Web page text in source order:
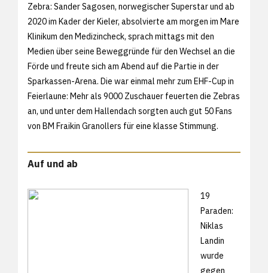
Zebra: Sander Sagosen, norwegischer Superstar und ab
2020 im Kader der Kieler, absolvierte am morgen im Mare
Klinikum den Medizincheck, sprach mittags mit den
Medien über seine Beweggründe für den Wechsel an die
Förde und freute sich am Abend auf die Partie in der
Sparkassen-Arena. Die war einmal mehr zum EHF-Cup in
Feierlaune: Mehr als 9000 Zuschauer feuerten die Zebras
an, und unter dem Hallendach sorgten auch gut 50 Fans
von BM Fraikin Granollers für eine klasse Stimmung.
Auf und ab
19
Paraden:
Niklas
Landin
wurde
gegen